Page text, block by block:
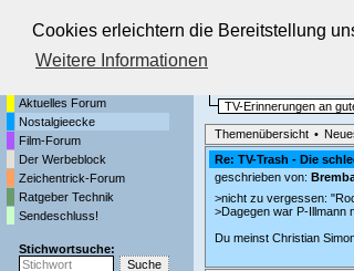
Cookies erleichtern die Bereitstellung
Weitere Informationen
Die Fernseh-
Aktuelles Forum
Nostalgieecke
Film-Forum
Der Werbeblock
Zeichentrick-Forum
Ratgeber Technik
Sendeschluss!
Stichwortsuche:
TV-Erinnerungen an
Themenübersicht •
Re: TV-Trash - Die
geschrieben von:
>nicht zu vergessen:
>Dagegen war P-Illmann
Du meinst Christian